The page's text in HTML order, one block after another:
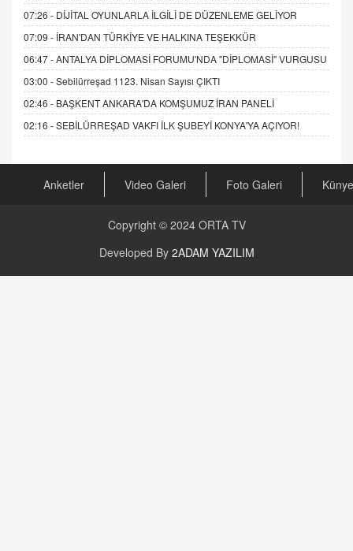
07:26 - DİJİTAL OYUNLARLA İLGİLİ DE DÜZENLEME GELİYOR
07:09 - İRAN'DAN TÜRKİYE VE HALKINA TEŞEKKÜR
06:47 -ANTALYA DİPLOMASİ FORUMU'NDA "DİPLOMASİ" VURGUSU
03:00 -Sebilürreşad 1123. Nisan Sayısı ÇIKTI
02:46 - BAŞKENT ANKARA'DA KOMŞUMUZ İRAN PANELİ
02:16 -SEBİLÜRREŞAD VAKFI İLK ŞUBEYİ KONYA'YA AÇIYOR!
Anketler Video Galeri Foto Galeri Künye
Copyright © 2024 ORTA TV
Developed By 2ADAM YAZILIM